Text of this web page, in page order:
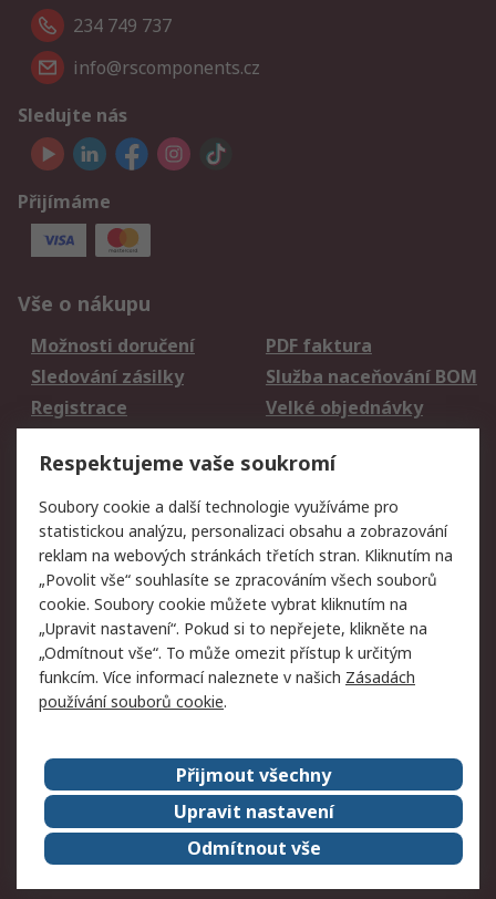
234 749 737
info@rscomponents.cz
Sledujte nás
Přijímáme
Vše o nákupu
Možnosti doručení
PDF faktura
Sledování zásilky
Služba naceňování BOM
Registrace
Velké objednávky
Právní
Autorská práva
Obchodní podmínky
společnosti RS
Prohlášení o ochraně
údajů
Zabezpečení
elektronické pošty
Zásady pro soubory
cookie
Zásady ochrany
osobních údajů
Kontakt
O naší společnosti
RS Group
Kariéra
Ocenění
ESG
Respektujeme vaše soukromí
Soubory cookie a další technologie využíváme pro
statistickou analýzu, personalizaci obsahu a zobrazování
reklam na webových stránkách třetích stran. Kliknutím na
„Povolit vše“ souhlasíte se zpracováním všech souborů
cookie. Soubory cookie můžete vybrat kliknutím na
„Upravit nastavení“. Pokud si to nepřejete, klikněte na
„Odmítnout vše“. To může omezit přístup k určitým
funkcím. Více informací naleznete v našich Zásadách
používání souborů cookie.
Přijmout všechny
Upravit nastavení
Odmítnout vše